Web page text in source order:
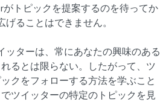
トピックを提案するのを待ってか
げることはできません。
ッターは、常にあなたの興味のある
るとは限らない。したがって、ツ
クをフォローする方法を学ぶこと
ツイッターの特定のトピックを見